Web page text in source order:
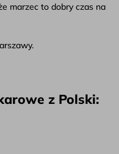
marzec to dobry czas na
z Polski: